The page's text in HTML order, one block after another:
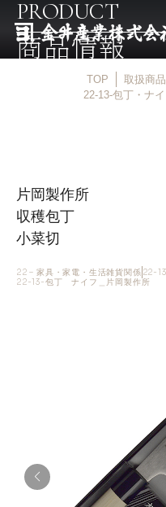
取扱メーカー
金井産業の強み
PRODUCT
商品情報
TOP 取扱商品
22-13-包丁・ナイ
片岡製作所
収穫包丁
小菜切
22 – 家具・家電・生活雑貨関係 22-
22-13-包丁 ナイフ＿片岡製作所